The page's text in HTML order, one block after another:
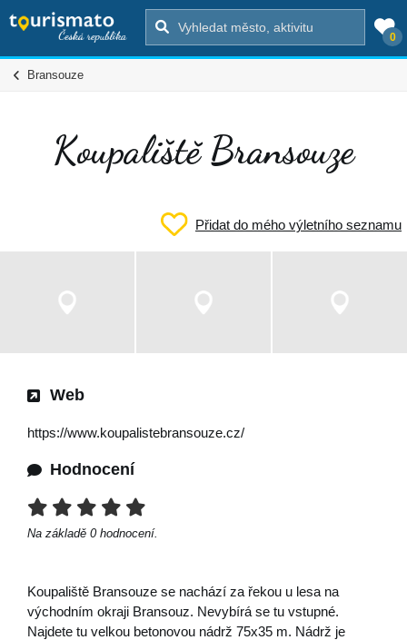
0
Bransouze
Koupaliště Bransouze
Přidat do mého výletního seznamu
Web
https://www.koupalistebransouze.cz/
Hodnocení
Na základě 0 hodnocení.
Koupaliště Bransouze se nachází za řekou u lesa na
východním okraji Bransouz. Nevybírá se tu vstupné.
Najdete tu velkou betonovou nádrž 75x35 m. Nádrž je